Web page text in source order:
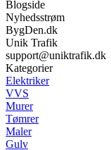
Blogside
Nyhedsstrøm
BygDen.dk
Unik Trafik
support@uniktrafik.dk
Kategorier
Elektriker
VVS
Murer
Tømrer
Maler
Gulv